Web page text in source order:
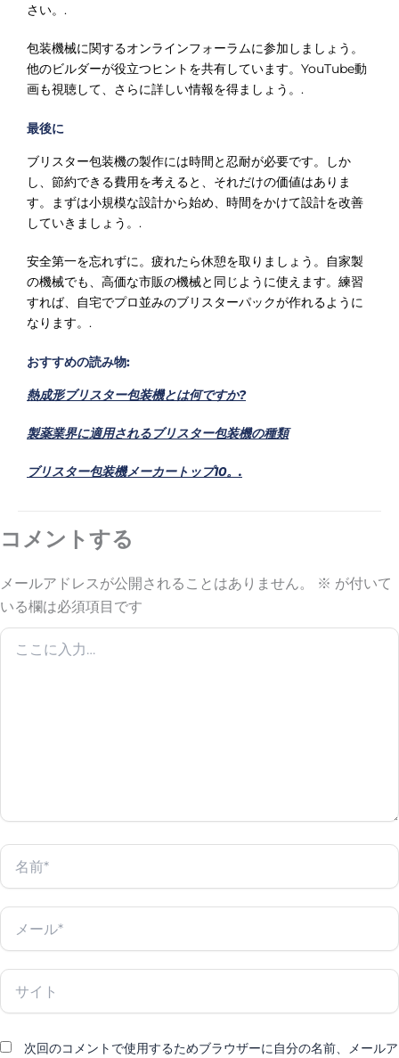
さい。.
包装機械に関するオンラインフォーラムに参加しましょう。
他のビルダーが役立つヒントを共有しています。YouTube動
画も視聴して、さらに詳しい情報を得ましょう。.
最後に
ブリスター包装機の製作には時間と忍耐が必要です。しか
し、節約できる費用を考えると、それだけの価値はありま
す。まずは小規模な設計から始め、時間をかけて設計を改善
していきましょう。.
安全第一を忘れずに。疲れたら休憩を取りましょう。自家製
の機械でも、高価な市販の機械と同じように使えます。練習
すれば、自宅でプロ並みのブリスターパックが作れるように
なります。.
おすすめの読み物:
熱成形ブリスター包装機とは何ですか?
製薬業界に適用されるブリスター包装機の種類
ブリスター包装機メーカートップ10。.
コメントする
メールアドレスが公開されることはありません。 ※ が付いて
いる欄は必須項目です
こ
名
*
メ
ル
*
サ
ト
次回のコメントで使用するためブラウザーに自分の名前、メールア